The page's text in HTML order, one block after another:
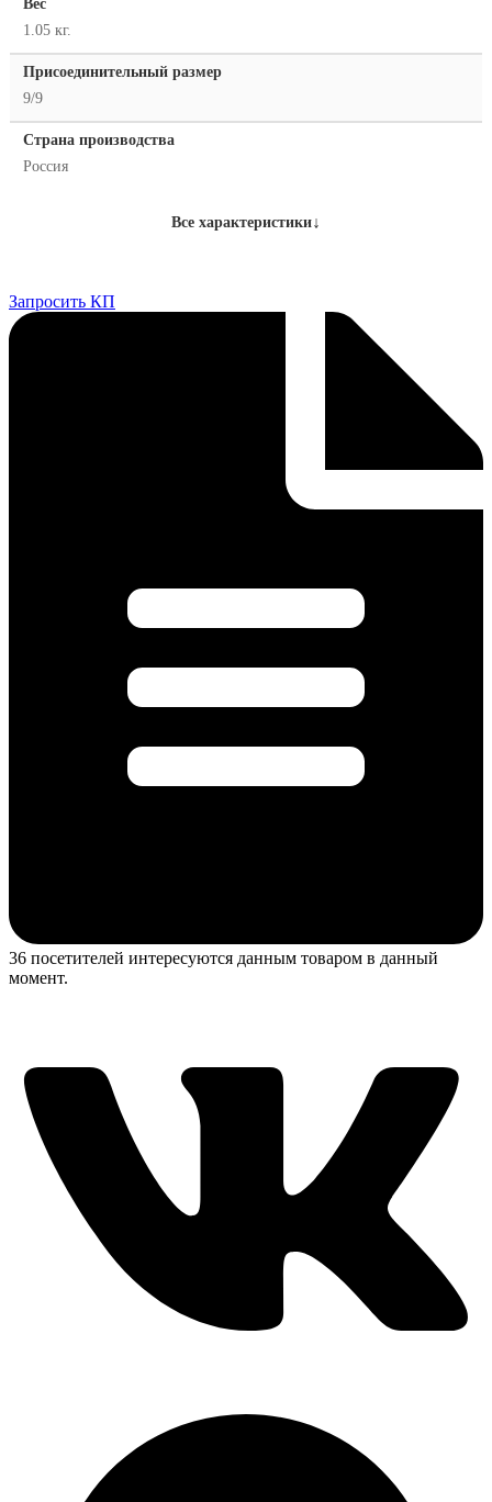
Вес
1.05 кг.
Присоединительный размер
9/9
Страна производства
Россия
Все характеристики↓
Запросить КП
36 посетителей интересуются данным товаром в данный
момент.